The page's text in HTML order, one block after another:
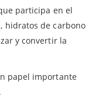
participa en el
hidratos de carbono
y convertir la
papel importante